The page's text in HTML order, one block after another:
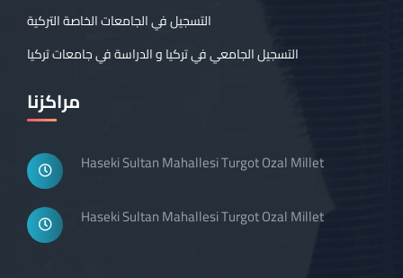
التسجيل في الجامعات الخاصة التركية
التسجيل الجامعي في تركيا و الدراسة في جامعات تركيا
مراكزنا
Haseki Sultan Mahallesi Turgot Ozal Millet
Haseki Sultan Mahallesi Turgot Ozal Millet